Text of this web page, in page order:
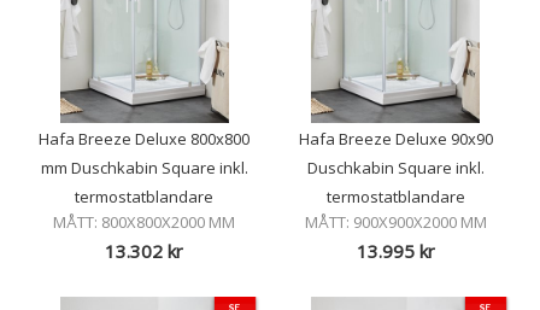
Hafa Breeze Deluxe 800x800
mm Duschkabin Square inkl.
termostatblandare
MÅTT: 800X800X2000 MM
13.302 kr
Hafa Breeze Deluxe 90x90
Duschkabin Square inkl.
termostatblandare
MÅTT: 900X900X2000 MM
13.995kr